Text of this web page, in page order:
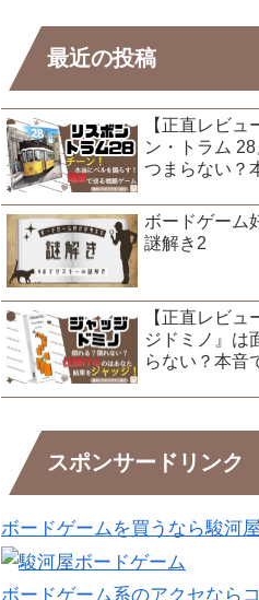
最近の投稿
【正直レビュ
ン・トラム
つまらない？
ボードゲーム
謎解き2
【正直レビュ
ジドミノ』は
らない？本音
スポンサードリンク
ボードゲームを買うなら駿河屋
ボードゲーム系のアクセなら